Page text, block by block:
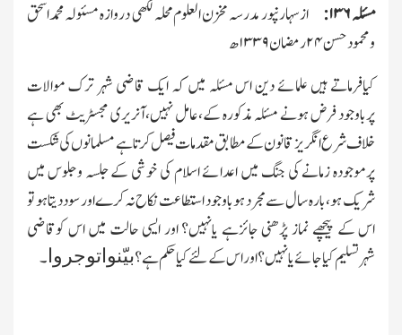
مسئلہ۱۳۶: ازسہارنپور مدرسہ مخزن العلوم محلہ لکھی دروازہ مسئولہ محمداسحق
ومحمودحسن۲۴رمضان۱۳۳۹ھ
کیافرماتے ہیں علمائے دین اس مسئلہ میں کہ ایك قاضی شہر ترك موالات
پرباوجود فرض ہونے مسئلہ مذکورہ کے،عامل نہیں،آنریری مجسٹریٹ بھی ہے
خلاف شرع انگریز قانون کے مطابق مقدمات فیصل کرتاہے مسلمانوں کی شکست
پرموجودہ زمانے کی جنگ میں اعدائے اسلام کی خوشی کے جلسہ وجلوس میں
شریك ہو،بارہ سال سے مجرد ہو باوجود استطاعت نکاح نہ کرے اور سود دیتاہو تو
اس کے پیچھے نماز پڑھنی جائزہے یانہیں؟ اور ایسی حالت میں اس کوقاضی
شہرتسلیم کیاجائے یانہیں؟ اور اس کے لئے کیاحکم ہے؟بیّنواتوجروا۔